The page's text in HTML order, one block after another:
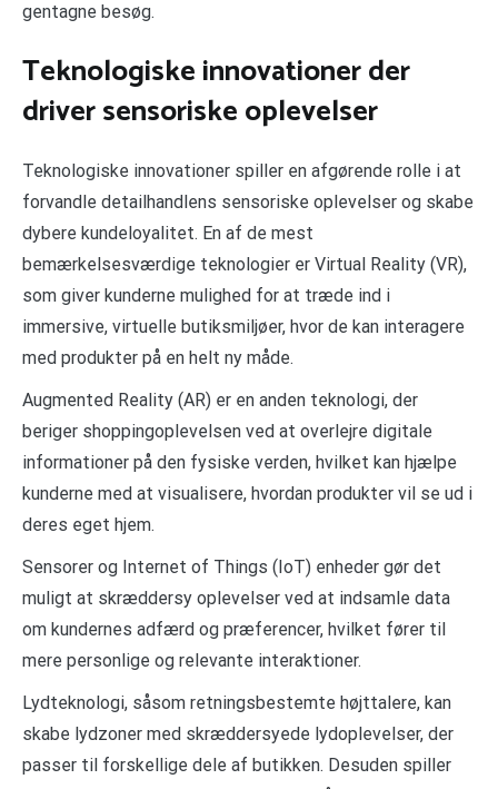
gentagne besøg.
Teknologiske innovationer der
driver sensoriske oplevelser
Teknologiske innovationer spiller en afgørende rolle i at
forvandle detailhandlens sensoriske oplevelser og skabe
dybere kundeloyalitet. En af de mest
bemærkelsesværdige teknologier er Virtual Reality (VR),
som giver kunderne mulighed for at træde ind i
immersive, virtuelle butiksmiljøer, hvor de kan interagere
med produkter på en helt ny måde.
Augmented Reality (AR) er en anden teknologi, der
beriger shoppingoplevelsen ved at overlejre digitale
informationer på den fysiske verden, hvilket kan hjælpe
kunderne med at visualisere, hvordan produkter vil se ud i
deres eget hjem.
Sensorer og Internet of Things (IoT) enheder gør det
muligt at skræddersy oplevelser ved at indsamle data
om kundernes adfærd og præferencer, hvilket fører til
mere personlige og relevante interaktioner.
Lydteknologi, såsom retningsbestemte højttalere, kan
skabe lydzoner med skræddersyede lydoplevelser, der
passer til forskellige dele af butikken. Desuden spiller